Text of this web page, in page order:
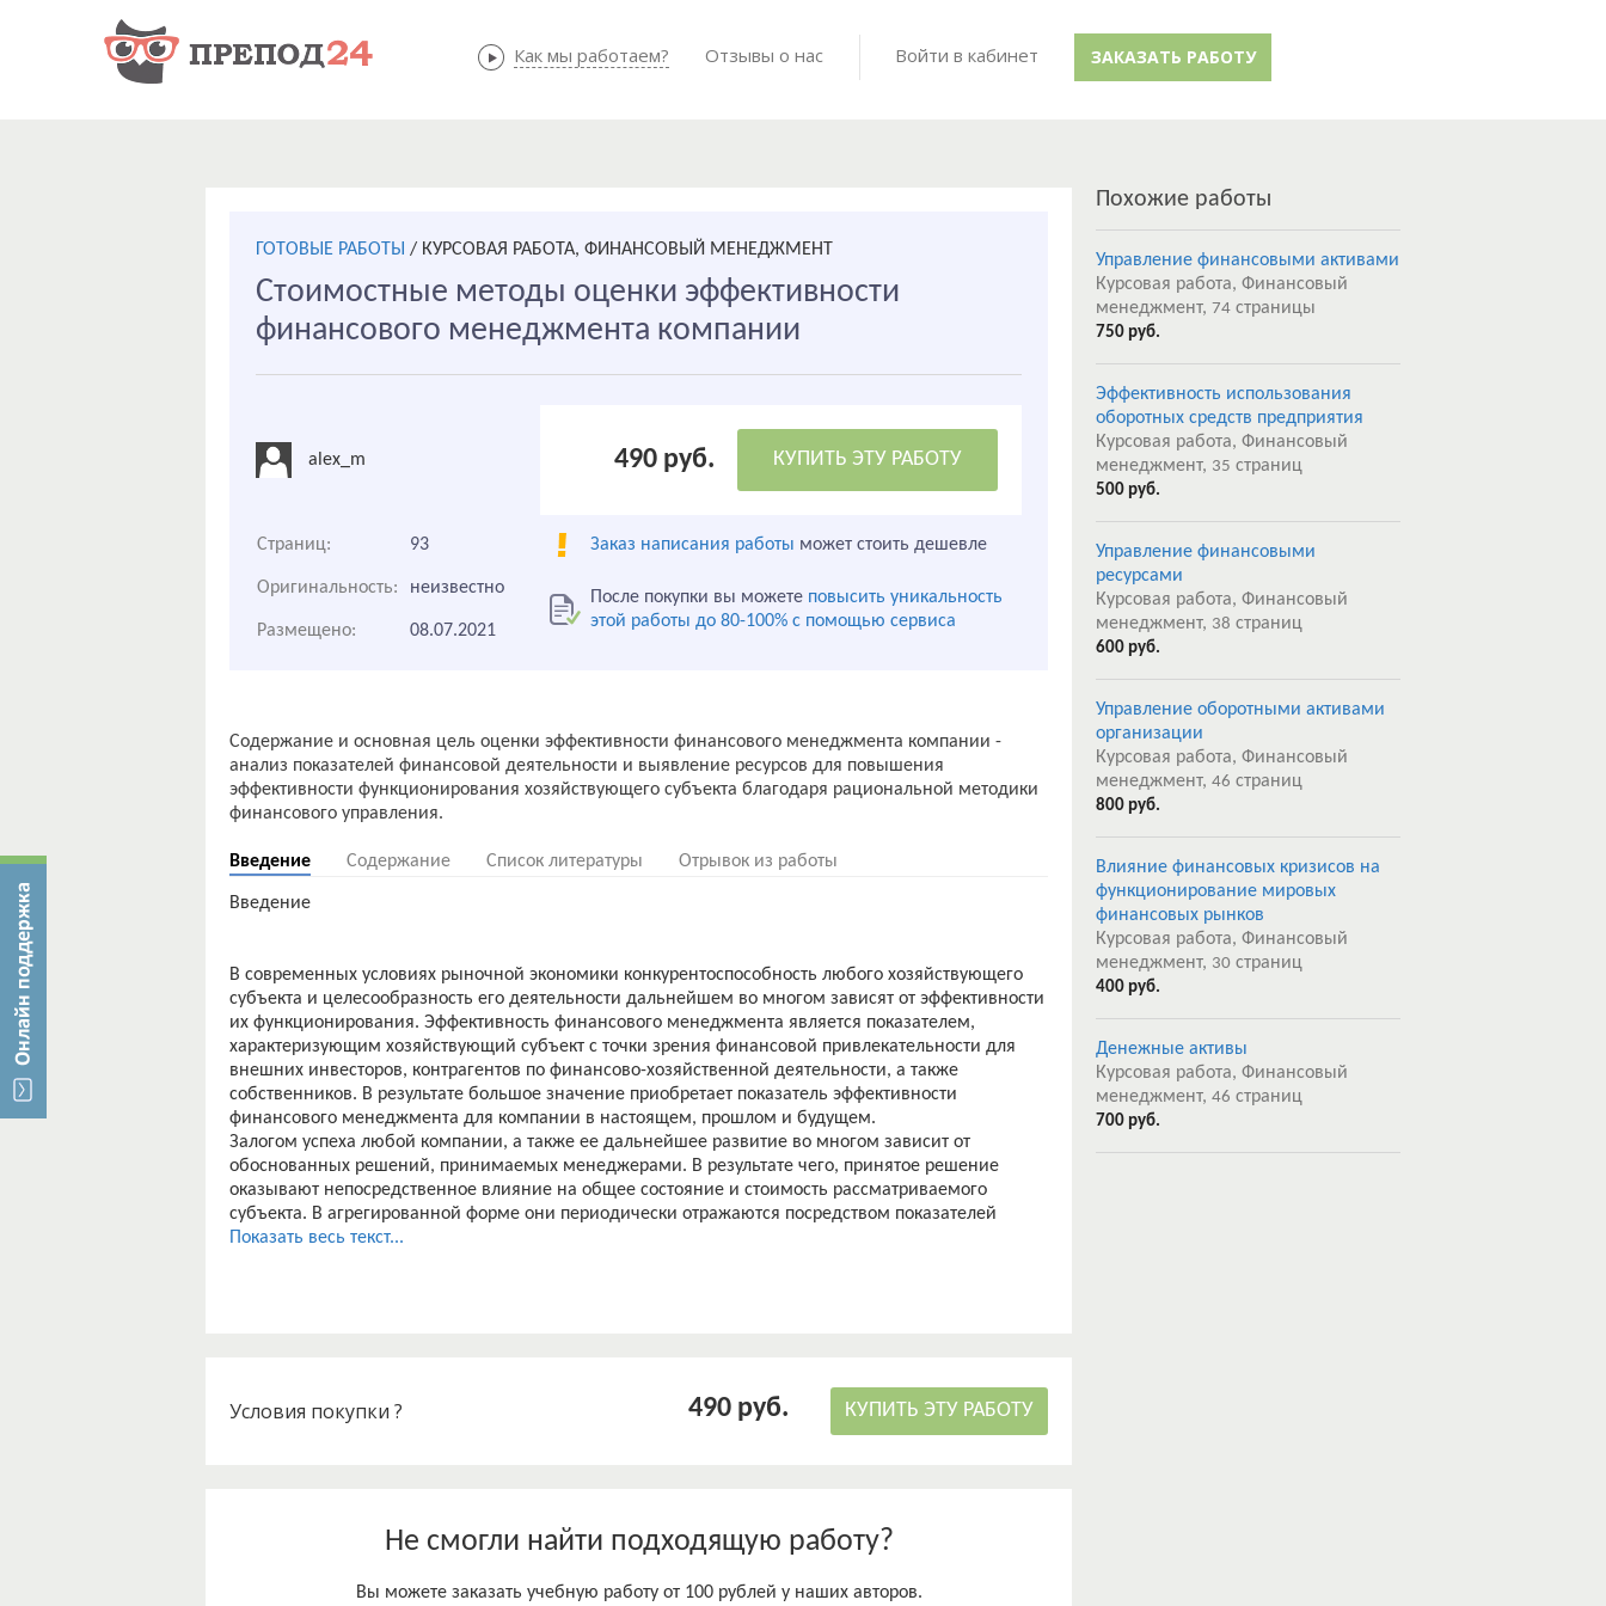
Как мы работаем? Готовые работы
Как мы работаем? Отзывы о нас Войти в кабинет ЗАКАЗАТЬ РАБОТУ
ГОТОВЫЕ РАБОТЫ / КУРСОВАЯ РАБОТА, ФИНАНСОВЫЙ МЕНЕДЖМЕНТ
Стоимостные методы оценки эффективности
финансового менеджмента компании
alex_m 490 руб. КУПИТЬ ЭТУ РАБОТУ
Страниц: 93 Заказ написания работы может стоить дешевле
Оригинальность: неизвестно После покупки вы можете повысить уникальность
этой работы до 80-100% с помощью сервиса
Размещено: 08.07.2021
Содержание и основная цель оценки эффективности финансового менеджмента компании -
анализ показателей финансовой деятельности и выявление ресурсов для повышения
эффективности функционирования хозяйствующего субъекта благодаря рациональной методики
Введение Содержание Список литературы Отрывок из работы
Введение
В современных условиях рыночной экономики конкурентоспособность любого хозяйствующего
субъекта и целесообразность его деятельности дальнейшем во многом зависят от эффективности
их функционирования. Эффективность финансового менеджмента является показателем,
характеризующим хозяйствующий субъект с точки зрения финансовой привлекательности для
внешних инвесторов, контрагентов по финансово-хозяйственной деятельности, а также
собственников. В результате большое значение приобретает показатель эффективности
финансового менеджмента для компании в настоящем, прошлом и будущем.
Залогом успеха любой компании, а также ее дальнейшее развитие во многом зависит от
обоснованных решений, принимаемых менеджерами. В результате чего, принятое решение
оказывают непосредственное влияние на общее состояние и стоимость рассматриваемого
субъекта. В агрегированной форме они периодически отражаются посредством показателей
финансовой отчетности и оцениваются с помощью специальных методов ее анализа.
менеджмента АО «Почта России.
Для достижения поставленной цели потребовалось решить следующие задачи:
– дать организационно-экономическую характеристику;
– провести анализ организационной структуры управления;
– разработать мероприятия по совершенствованию эффективности менеджмента.
Показать весь текст...
Условия покупки ? 490 руб. КУПИТЬ ЭТУ РАБОТУ
Не смогли найти подходящую работу?
Вы можете заказать учебную работу от 100 рублей у наших авторов.
Похожие работы
Управление финансовыми активами
Курсовая работа, Финансовый
менеджмент, 74 страницы
750 руб.
Эффективность использования
оборотных средств предприятия
Курсовая работа, Финансовый
менеджмент, 35 страниц
500 руб.
Управление финансовыми
ресурсами
Курсовая работа, Финансовый
менеджмент, 38 страниц
600 руб.
Управление оборотными активами
организации
Курсовая работа, Финансовый
менеджмент, 46 страниц
800 руб.
Влияние финансовых кризисов на
функционирование мировых
финансовых рынков
Курсовая работа, Финансовый
менеджмент, 30 страниц
400 руб.
Денежные активы
Курсовая работа, Финансовый
менеджмент, 46 страниц
700 руб.